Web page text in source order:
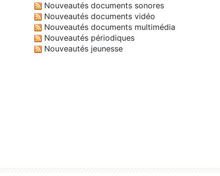
Nouveautés documents sonores
Nouveautés documents vidéo
Nouveautés documents multimédia
Nouveautés périodiques
Nouveautés jeunesse